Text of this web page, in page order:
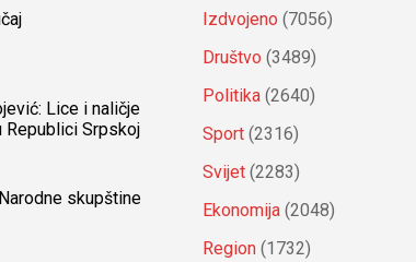
Lice i naličje
Republici Srpskoj
skupštine
Izdvojeno (7056)
Društvo (3489)
Politika (2640)
Sport (2316)
Svijet (2283)
Ekonomija (2048)
Region (1732)